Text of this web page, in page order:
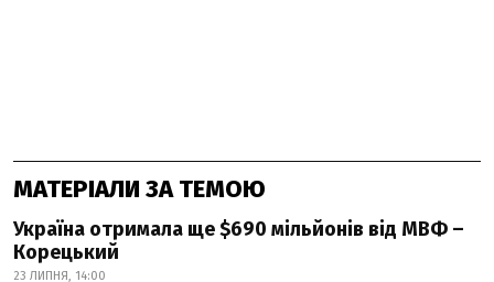
МАТЕРІАЛИ ЗА ТЕМОЮ
Україна отримала ще $690 мільйонів від МВФ –
Корецький
23 ЛИПНЯ, 14:00